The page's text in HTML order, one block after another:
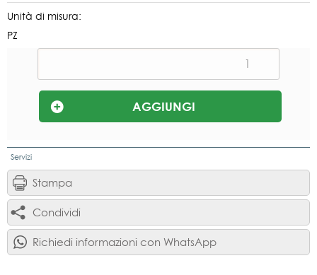
Unità di misura:
PZ
Servizi
Stampa
Condividi
Richiedi informazioni con WhatsApp